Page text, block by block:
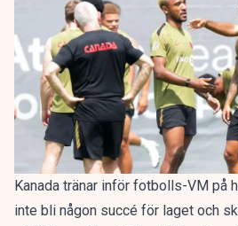
Kanada tränar inför fotbolls-VM på
inte bli någon succé för laget och